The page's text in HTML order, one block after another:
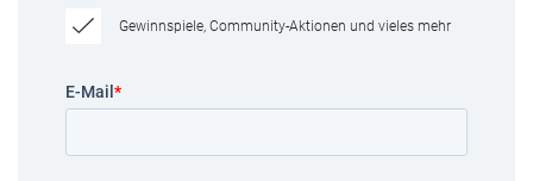
Gewinnspiele, Community-Aktionen und vieles mehr
E-Mail *